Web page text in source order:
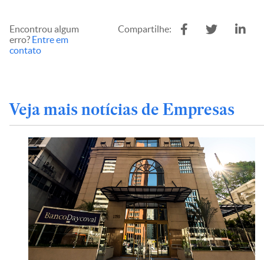
Encontrou algum
erro? Entre em
contato
Compartilhe:
Veja mais notícias de Empresas